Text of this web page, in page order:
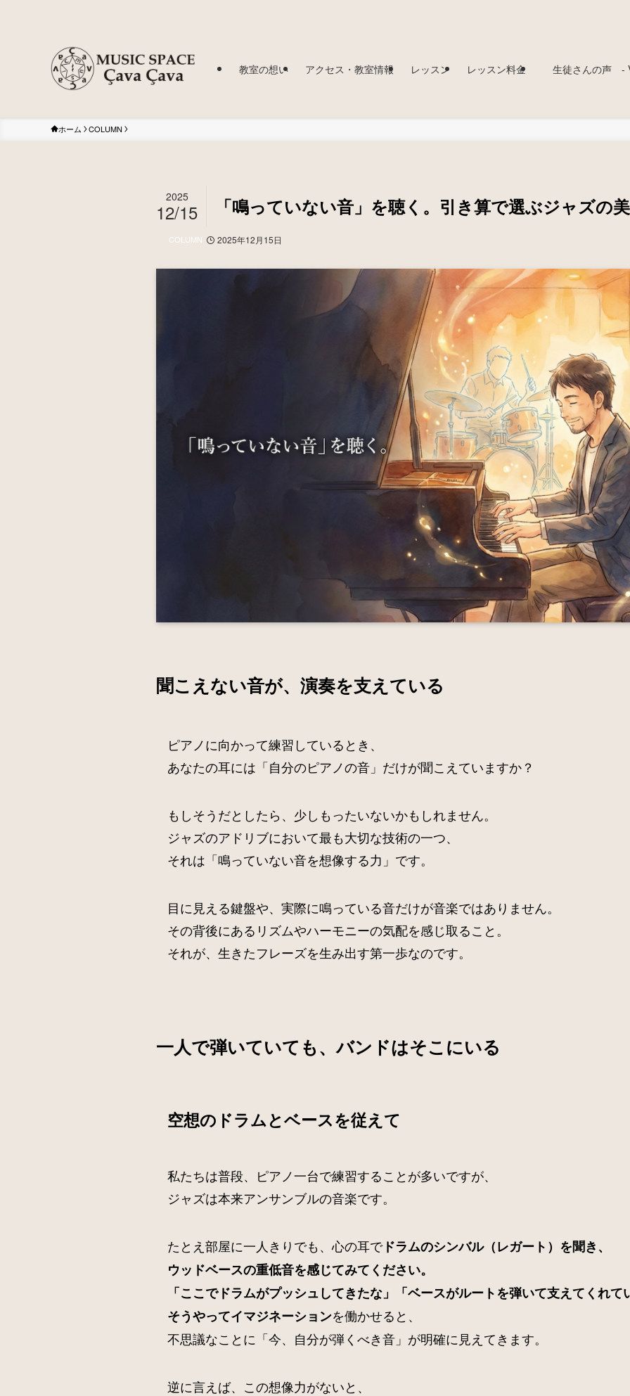
教室の想い アクセス・教室情報 レッスン レッスン料金 生徒さんの声 -
ホーム COLUMN
「鳴っていない音」を聴く。引き算で選ぶジャズの
2025
12/15
COLUMN 2025年12月15日
聞こえない音が、演奏を支えている
ピアノに向かって練習しているとき、
あなたの耳には「自分のピアノの音」だけが聞こえていますか？
もしそうだとしたら、少しもったいないかもしれません。
ジャズのアドリブにおいて最も大切な技術の一つ、
それは「鳴っていない音を想像する力」です。
目に見える鍵盤や、実際に鳴っている音だけが音楽ではありません。
その背後にあるリズムやハーモニーの気配を感じ取ること。
それが、生きたフレーズを生み出す第一歩なのです。
一人で弾いていても、バンドはそこにいる
空想のドラムとベースを従えて
私たちは普段、ピアノ一台で練習することが多いですが、
ジャズは本来アンサンブルの音楽です。
たとえ部屋に一人きりでも、心の耳でドラムのシンバル（レガート）を聞き、
ウッドベースの重低音を感じてみてください。
「ここでドラムがプッシュしてきたな」「ベースがルートを弾いて支えてくれて
そうやってイマジネーションを働かせると、
不思議なことに「今、自分が弾くべき音」が明確に見えてきます。
逆に言えば、この想像力がないと、